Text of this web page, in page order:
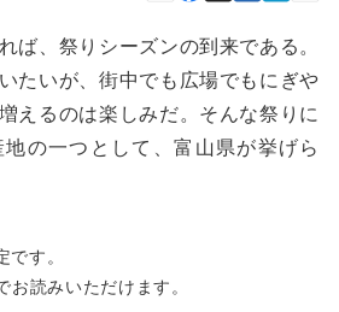
ば、祭りシーズンの到来である。
たいが、街中でも広場でもにぎや
えるのは楽しみだ。そんな祭りに
の一つとして、富山県が挙げら
です。
読みいただけます。